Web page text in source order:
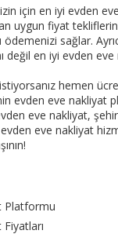
için en iyi evden
uygun fiyat
ödemenizi sağlar.
değil en iyi evden eve
hemen
evden eve nakliyat
eve nakliyat,
eve nakliyat
Platformu